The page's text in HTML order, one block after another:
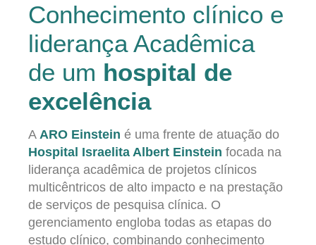
Conhecimento clínico e
liderança Acadêmica
de um hospital de
excelência
A ARO Einstein é uma frente de atuação do
Hospital Israelita Albert Einstein focada na
liderança acadêmica de projetos clínicos
multicêntricos de alto impacto e na prestação
de serviços de pesquisa clínica. O
gerenciamento engloba todas as etapas do
estudo clínico, combinando conhecimento